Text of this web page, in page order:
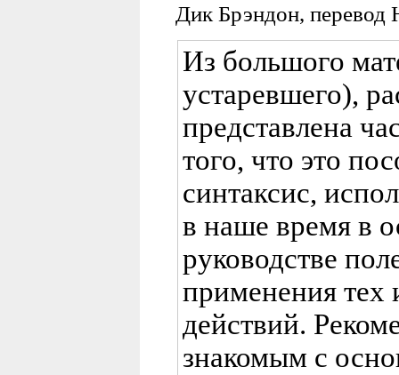
Дик Брэндон, перевод
Из большого
устаревшего),
представлена
того, что это
синтаксис,
в наше время в
руководстве
применения тех
действий.
знакомым с